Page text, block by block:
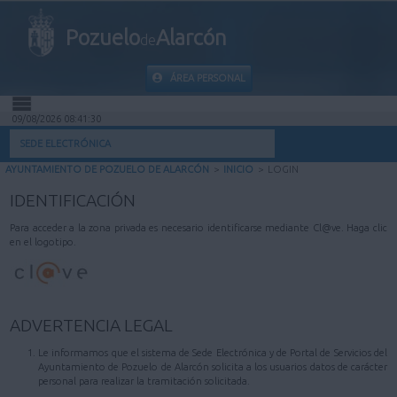
PozuelodeAlarcón
ÁREA PERSONAL
INICIO
MI CARPETA
INFORMACIÓN MUNICIPAL
AYUDA
09/08/2026 08:41:30
SEDE ELECTRÓNICA
AYUNTAMIENTO DE POZUELO DE ALARCÓN > INICIO > LOGIN
IDENTIFICACIÓN
Para acceder a la zona privada es necesario identificarse mediante Cl@ve. Haga clic
en el logotipo.
ADVERTENCIA LEGAL
Le informamos que el sistema de Sede Electrónica y de Portal de Servicios del
Ayuntamiento de Pozuelo de Alarcón solicita a los usuarios datos de carácter
personal para realizar la tramitación solicitada.